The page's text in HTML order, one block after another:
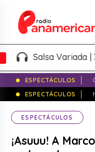
Salsa Variada |
ESPECTÁCULOS
ESPECTÁCULOS
ESPECTÁCULOS
¡Asuuu! A